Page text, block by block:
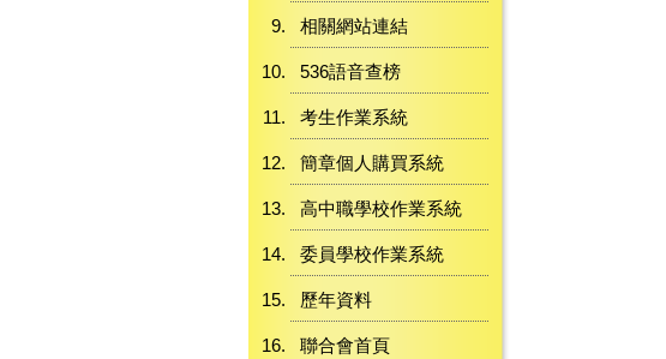
相關網站連結
536語音查榜
考生作業系統
簡章個人購買系統
高中職學校作業系統
委員學校作業系統
歷年資料
聯合會首頁